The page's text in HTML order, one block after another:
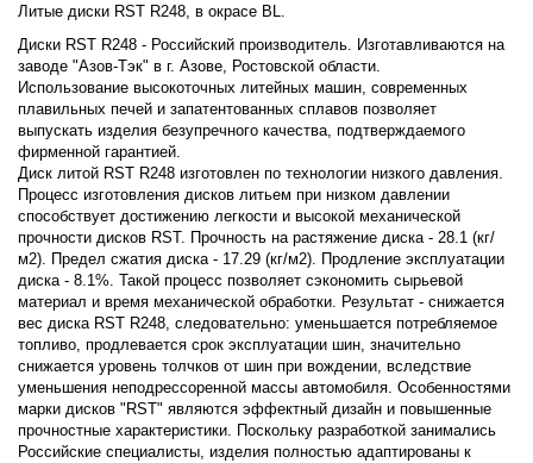
Литые диски RST R248, в окрасе BL.
Диски RST R248 - Российский производитель. Изготавливаются на
заводе "Азов-Тэк" в г. Азове, Ростовской области.
Использование высокоточных литейных машин, современных
плавильных печей и запатентованных сплавов позволяет
выпускать изделия безупречного качества, подтверждаемого
фирменной гарантией.
Диск литой RST R248 изготовлен по технологии низкого давления.
Процесс изготовления дисков литьем при низком давлении
способствует достижению легкости и высокой механической
прочности дисков RST. Прочность на растяжение диска - 28.1 (кг/
м2). Предел сжатия диска - 17.29 (кг/м2). Продление эксплуатации
диска - 8.1%. Такой процесс позволяет сэкономить сырьевой
материал и время механической обработки. Результат - снижается
вес диска RST R248, следовательно: уменьшается потребляемое
топливо, продлевается срок эксплуатации шин, значительно
снижается уровень толчков от шин при вождении, вследствие
уменьшения неподрессоренной массы автомобиля. Особенностями
марки дисков "RST" являются эффектный дизайн и повышенные
прочностные характеристики. Поскольку разработкой занимались
Российские специалисты, изделия полностью адаптированы к